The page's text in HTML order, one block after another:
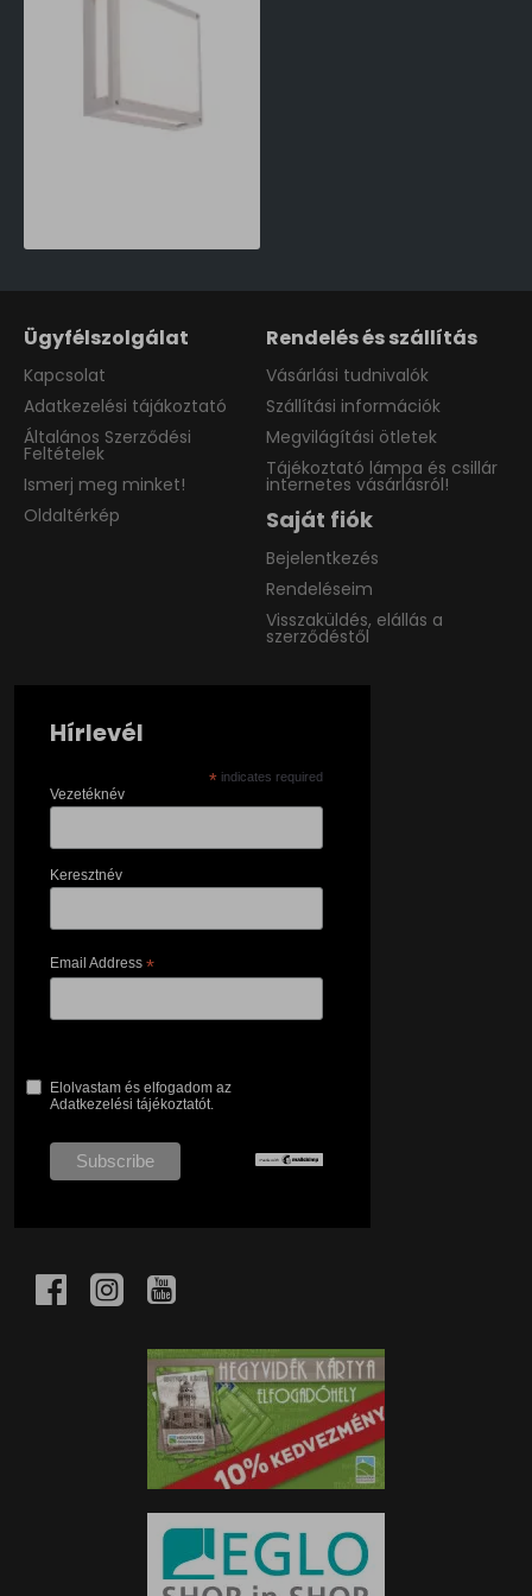
Ügyfélszolgálat
Kapcsolat
Adatkezelési tájákoztató
Általános Szerződési
Feltételek
Ismerj meg minket!
Oldaltérkép
Rendelés és szállítás
Vásárlási tudnivalók
Szállítási információk
Megvilágítási ötletek
Tájékoztató lámpa és csillár
internetes vásárlásról!
Saját fiók
Bejelentkezés
Rendeléseim
Visszaküldés, elállás a
szerződéstől
Hírlevél
* indicates required
Vezetéknév
Keresztnév
Email Address *
Elolvastam és elfogadom az
Adatkezelési tájékoztatót.